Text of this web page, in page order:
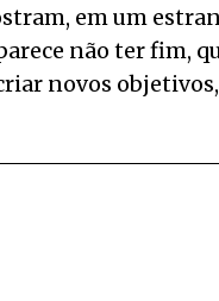
em um
não ter fim,
novos